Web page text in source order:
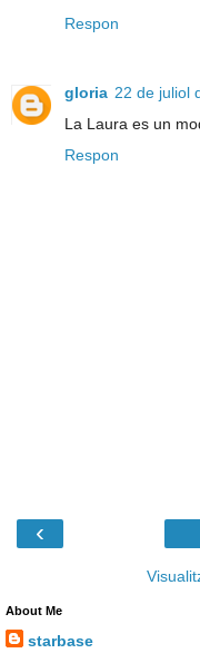
Respon
gloria 22 de juliol
La Laura es un
Respon
‹
About Me
starbase